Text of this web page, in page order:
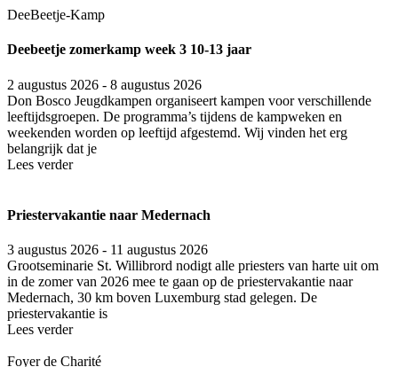
DeeBeetje-Kamp
Deebeetje zomerkamp week 3 10-13 jaar
2 augustus 2026 - 8 augustus 2026
Don Bosco Jeugdkampen organiseert kampen voor verschillende
leeftijdsgroepen. De programma’s tijdens de kampweken en
weekenden worden op leeftijd afgestemd. Wij vinden het erg
belangrijk dat je
Lees verder
Priestervakantie naar Medernach
3 augustus 2026 - 11 augustus 2026
Grootseminarie St. Willibrord nodigt alle priesters van harte uit om
in de zomer van 2026 mee te gaan op de priestervakantie naar
Medernach, 30 km boven Luxemburg stad gelegen. De
priestervakantie is
Lees verder
Foyer de Charité